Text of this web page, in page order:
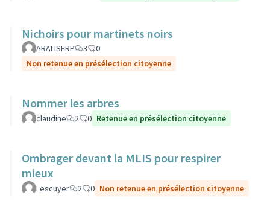
Nichoirs pour martinets noirs
ARALISFRP 3
0
Non retenue en présélection citoyenne
Nommer les arbres
claudine 2 0 Retenue en présélection citoyenne
Ombrager devant la MLIS pour respirer
mieux
Lescuyer 2 0 Non retenue en présélection citoyenne